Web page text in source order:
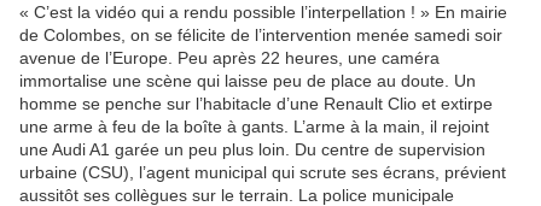
« C’est la vidéo qui a rendu possible l’interpellation ! » En mairie
de Colombes, on se félicite de l’intervention menée samedi soir
avenue de l’Europe. Peu après 22 heures, une caméra
immortalise une scène qui laisse peu de place au doute. Un
homme se penche sur l’habitacle d’une Renault Clio et extirpe
une arme à feu de la boîte à gants. L’arme à la main, il rejoint
une Audi A1 garée un peu plus loin. Du centre de supervision
urbaine (CSU), l’agent municipal qui scrute ses écrans, prévient
aussitôt ses collègues sur le terrain. La police municipale